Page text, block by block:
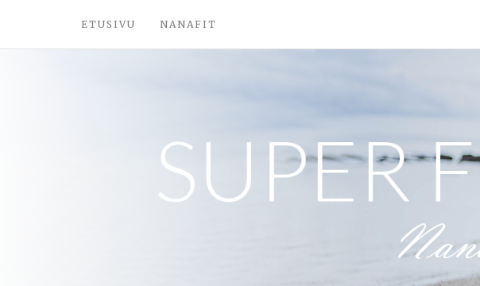
ETUSIVU NANAFIT